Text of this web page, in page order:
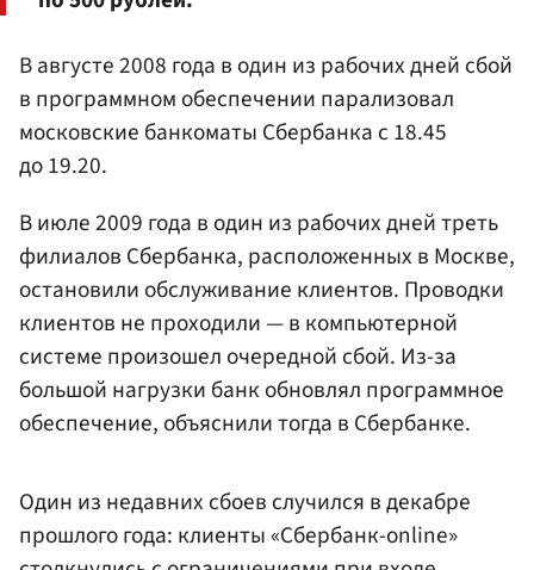
В августе 2008 года в один из рабочих дней сбой
в программном обеспечении парализовал
московские банкоматы Сбербанка с 18.45
до 19.20.
В июле 2009 года в один из рабочих дней треть
филиалов Сбербанка, расположенных в Москве,
остановили обслуживание клиентов. Проводки
клиентов не проходили — в компьютерной
системе произошел очередной сбой. Из-за
большой нагрузки банк обновлял программное
обеспечение, объяснили тогда в Сбербанке.
Один из недавних сбоев случился в декабре
прошлого года: клиенты «Сбербанк-online»